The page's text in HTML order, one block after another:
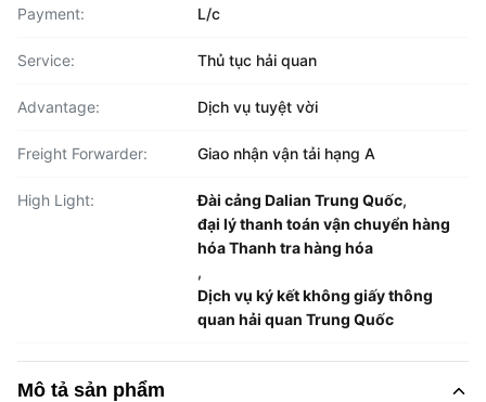
Payment: L/c
Service: Thủ tục hải quan
Advantage: Dịch vụ tuyệt vời
Freight Forwarder: Giao nhận vận tải hạng A
High Light: Đài cảng Dalian Trung Quốc,
đại lý thanh toán vận chuyển hàng
hóa Thanh tra hàng hóa
,
Dịch vụ ký kết không giấy thông
quan hải quan Trung Quốc
Mô tả sản phẩm